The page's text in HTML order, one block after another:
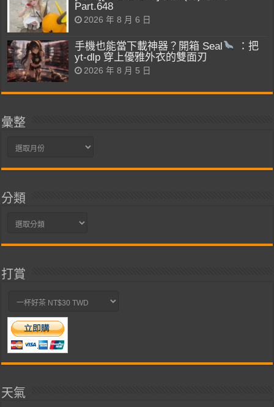
Part.648
2026 年 8 月 6 日
手機也能當下載神器？開箱 Seal
：把
yt-dlp 穿上優雅外衣的雙面刃
2026 年 8 月 5 日
彙整
彙
分類
分
打賞
天氣